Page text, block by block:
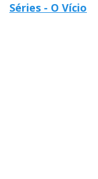
Séries - O Vício